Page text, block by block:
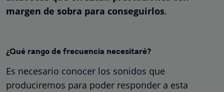
margen de sobra para conseguirlos.
¿Qué rango de frecuencia necesitaré?
Es necesario conocer los sonidos que
produciremos para poder responder a esta